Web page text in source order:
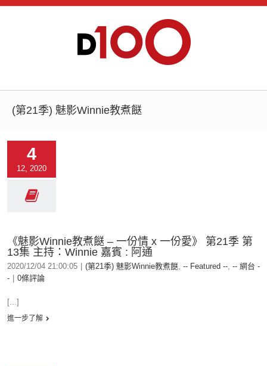
(第21季) 魅影Winnie教煮餸
4
12, 2020
《魅影Winnie教煮餸 – 一份情 x 一份愛》 第21季 第
13集 主持：Winnie 嘉賓 : 阿通
2020/12/04 21:00:05 (第21季) 魅影Winnie教煮餸, -- Featured --, -- 網台 -
-
0條評論
[...]
進一步了解